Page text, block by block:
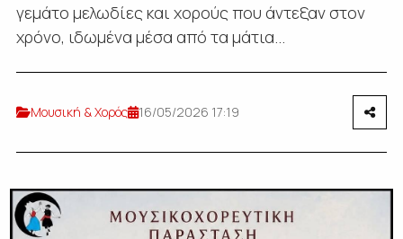
γεμάτο μελωδίες και χορούς που άντεξαν στον
χρόνο, ιδωμένα μέσα από τα μάτια...
Μουσική & Χορός 16/05/2026 17:19